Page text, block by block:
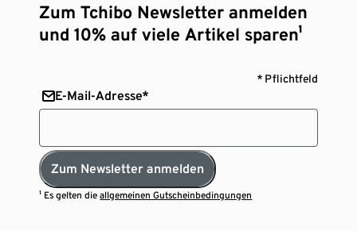
Zum Tchibo Newsletter anmelden
und 10% auf viele Artikel sparen¹
* Pflichtfeld
E-Mail-Adresse*
Zum Newsletter anmelden
¹ Es gelten dieallgemeinen Gutscheinbedingungen